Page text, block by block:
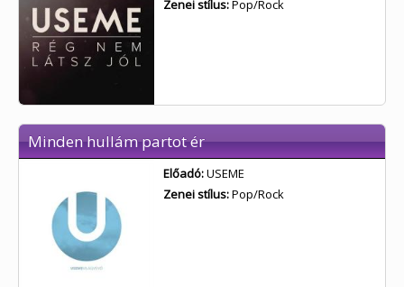
Zenei stílus:Pop/Rock
Minden hullám partot ér
Előadó:USEME
Zenei stílus:Pop/Rock